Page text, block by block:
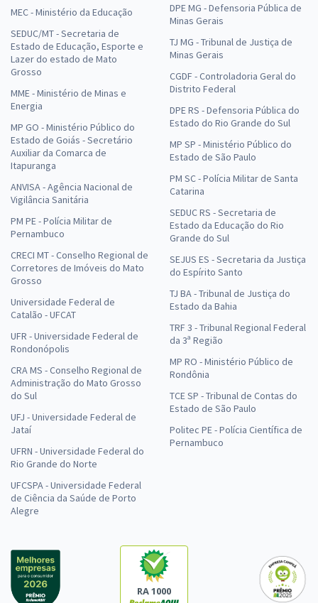
MEC - Ministério da Educação
SEDUC/MT - Secretaria de
Estado de Educação, Esporte e
Lazer do estado de Mato
Grosso
MME - Ministério de Minas e
Energia
MP GO - Ministério Público do
Estado de Goiás - Secretário
Auxiliar da Comarca de
Itapuranga
ANVISA - Agência Nacional de
Vigilância Sanitária
PM PE - Polícia Militar de
Pernambuco
CRECI MT - Conselho Regional de
Corretores de Imóveis do Mato
Grosso
Universidade Federal de
Catalão - UFCAT
UFR - Universidade Federal de
Rondonópolis
CRA MS - Conselho Regional de
Administração do Mato Grosso
do Sul
UFJ - Universidade Federal de
Jataí
UFRN - Universidade Federal do
Rio Grande do Norte
UFCSPA - Universidade Federal
de Ciência da Saúde de Porto
Alegre
DPE MG - Defensoria Pública de
Minas Gerais
TJ MG - Tribunal de Justiça de
Minas Gerais
CGDF - Controladoria Geral do
Distrito Federal
DPE RS - Defensoria Pública do
Estado do Rio Grande do Sul
MP SP - Ministério Público do
Estado de São Paulo
PM SC - Polícia Militar de Santa
Catarina
SEDUC RS - Secretaria de
Estado da Educação do Rio
Grande do Sul
SEJUS ES - Secretaria da Justiça
do Espírito Santo
TJ BA - Tribunal de Justiça do
Estado da Bahia
TRF 3 - Tribunal Regional Federal
da 3ª Região
MP RO - Ministério Público de
Rondônia
TCE SP - Tribunal de Contas do
Estado de São Paulo
Politec PE - Polícia Científica de
Pernambuco
RA 1000